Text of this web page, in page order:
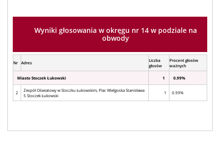
Wyniki głosowania w okręgu nr 14 w podziale na
obwody
Nr Adres
Liczba
głosów
Procent głosów
ważnych
Miasto Stoczek Łukowski 1 0.99%
2
Zespół Oświatowy w Stoczku Łukowskim, Plac Wielgoska Stanisława
5 Stoczek Łukowski
1 0.99%